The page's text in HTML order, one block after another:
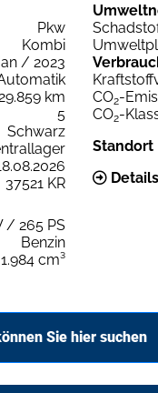
Pkw
Kombi
/ 2023
29.859 km
5
Schwarz
37521 KR
/ 265 PS
Benzin
1.984 cm³
CO2-
CO2-
Standort
Sie hier suchen